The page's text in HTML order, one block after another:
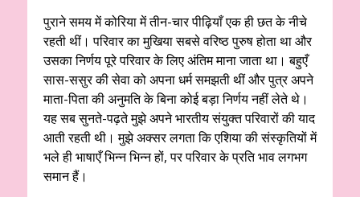
पुराने समय में कोरिया में तीन-चार पीढ़ियाँ एक ही छत के नीचे
रहती थीं। परिवार का मुखिया सबसे वरिष्ठ पुरुष होता था और
उसका निर्णय पूरे परिवार के लिए अंतिम माना जाता था। बहुएँ
सास-ससुर की सेवा को अपना धर्म समझती थीं और पुत्र अपने
माता-पिता की अनुमति के बिना कोई बड़ा निर्णय नहीं लेते थे।
यह सब सुनते-पढ़ते मुझे अपने भारतीय संयुक्त परिवारों की याद
आती रहती थी। मुझे अक्सर लगता कि एशिया की संस्कृतियों में
भले ही भाषाएँ भिन्न भिन्न हों, पर परिवार के प्रति भाव लगभग
समान हैं।